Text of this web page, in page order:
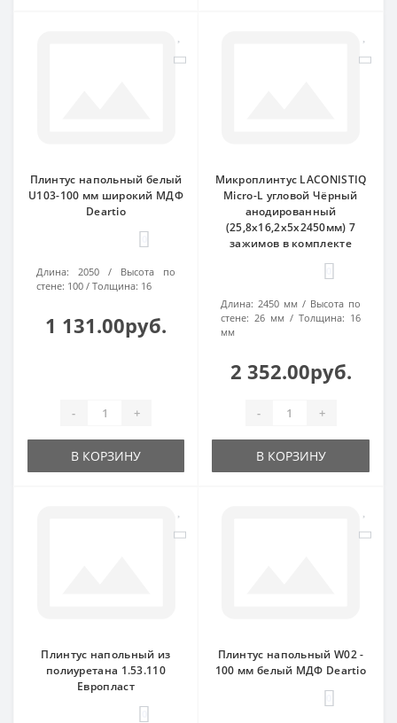
Плинтус напольный белый
U103-100 мм широкий МДФ
Deartio
Длина: 2050
Высота по
стене: 100 Толщина: 16
1 131.00руб.
- +
В КОРЗИНУ
Микроплинтус LACONISTIQ
Micro-L угловой Чёрный
анодированный
(25,8х16,2х5х2450мм) 7
зажимов в комплекте
Длина: 2450 мм
Высота по
стене: 26 мм Толщина: 16
мм
2 352.00руб.
- +
В КОРЗИНУ
Плинтус напольный из
полиуретана 1.53.110
Европласт
Плинтус напольный W02 -
100 мм белый МДФ Deartio